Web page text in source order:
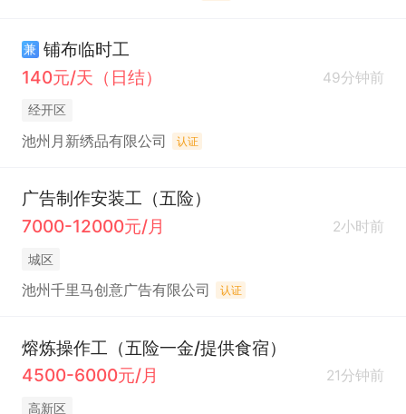
兼 铺布临时工
140元/天（日结）
49分钟前
经开区
池州月新绣品有限公司 认证
广告制作安装工（五险）
7000-12000元/月
2小时前
城区
池州千里马创意广告有限公司 认证
熔炼操作工（五险一金/提供食宿）
4500-6000元/月
21分钟前
高新区